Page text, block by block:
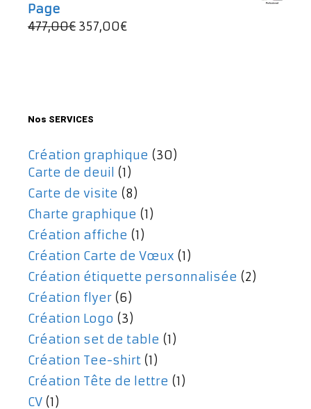
était :
197,00€.
est :
Page
477,00€ Le
357,00€Le
Nos SERVICES
Création graphique (30)
Carte de deuil (1)
Carte de visite (8)
Charte graphique (1)
Création affiche (1)
Création Carte de Vœux (1)
Création étiquette personnalisée (2)
Création flyer (6)
Création Logo (3)
Création set de table (1)
Création Tee-shirt (1)
Création Tête de lettre (1)
CV (1)